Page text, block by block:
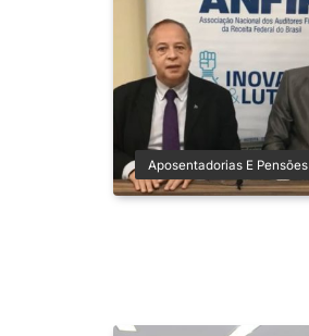
Aposentadorias E Pensões